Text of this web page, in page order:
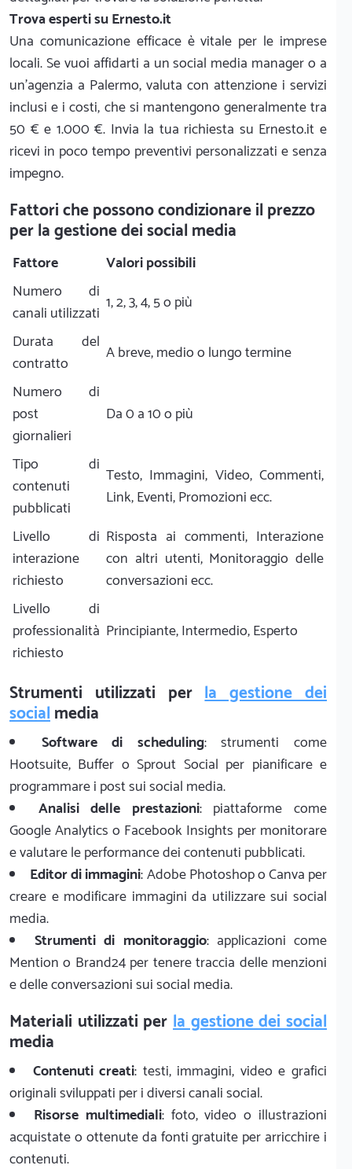
Trova esperti su Ernesto.it
Una comunicazione efficace è vitale per le imprese
locali. Se vuoi affidarti a un social media manager o a
un'agenzia a Palermo, valuta con attenzione i servizi
inclusi e i costi, che si mantengono generalmente tra
50 € e 1.000 €. Invia la tua richiesta su Ernesto.it e
ricevi in poco tempo preventivi personalizzati e senza
impegno.
Fattori che possono condizionare il prezzo
per la gestione dei social media
Fattore
Valori possibili
Numero di
canali utilizzati 1, 2, 3, 4, 5 o più
Durata del
contratto
A breve, medio o lungo termine
Numero di
post
giornalieri
Da 0 a 10 o più
Tipo di
contenuti
pubblicati
Testo, Immagini, Video, Commenti,
Link, Eventi, Promozioni ecc.
Livello di
interazione
richiesto
Risposta ai commenti, Interazione
con altri utenti, Monitoraggio delle
conversazioni ecc.
Livello di
professionalità
richiesto
Principiante, Intermedio, Esperto
Strumenti utilizzati perla gestione dei
socialmedia
Software di scheduling: strumenti come
Hootsuite, Buffer o Sprout Social per pianificare e
programmare i post sui social media.
Analisi delle prestazioni: piattaforme come
Google Analytics o Facebook Insights per monitorare
e valutare le performance dei contenuti pubblicati.
Editor di immagini: Adobe Photoshop o Canva per
creare e modificare immagini da utilizzare sui social
media.
Strumenti di monitoraggio: applicazioni come
Mention o Brand24 per tenere traccia delle menzioni
e delle conversazioni sui social media.
Materiali utilizzati per la gestione dei social
media
Contenuti creati: testi, immagini, video e grafici
originali sviluppati per i diversi canali social.
Risorse multimediali: foto, video o illustrazioni
acquistate o ottenute da fonti gratuite per arricchire i
contenuti.